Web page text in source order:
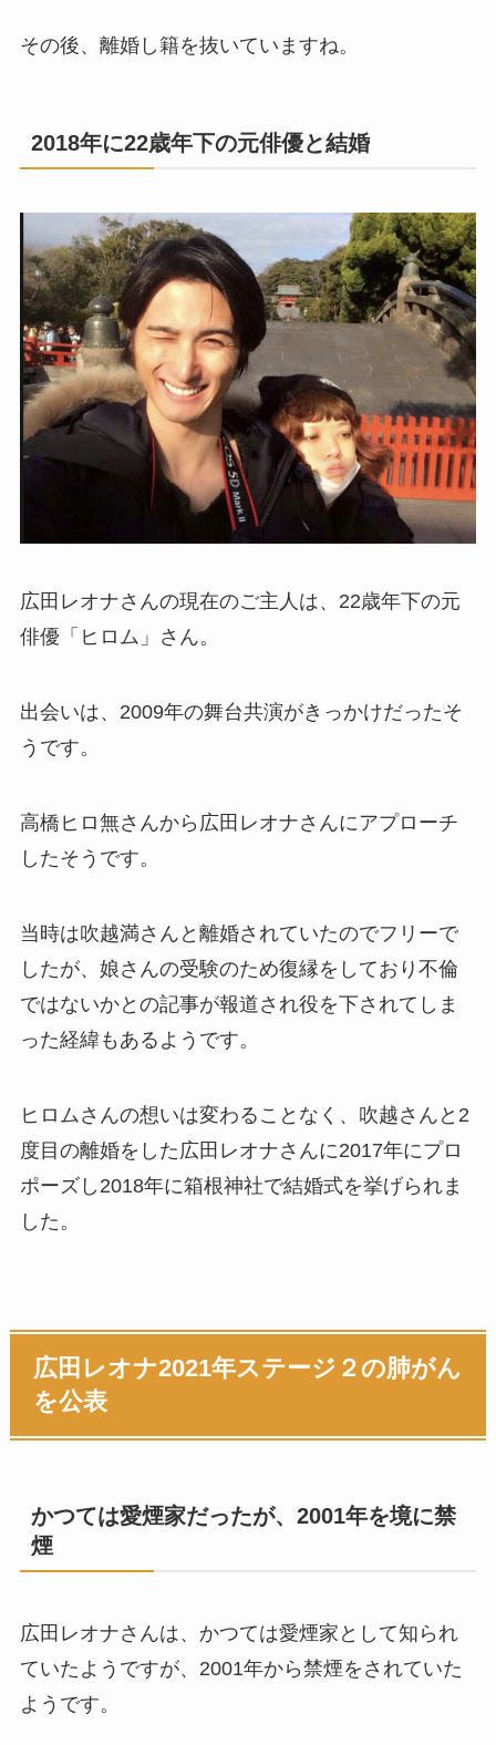
その後、離婚し籍を抜いていますね。
2018年に22歳年下の元俳優と結婚
広田レオナさんの現在のご主人は、22歳年下の元
俳優「ヒロム」さん。
出会いは、2009年の舞台共演がきっかけだったそ
うです。
高橋ヒロ無さんから広田レオナさんにアプローチ
したそうです。
当時は吹越満さんと離婚されていたのでフリーで
したが、娘さんの受験のため復縁をしており不倫
ではないかとの記事が報道され役を下されてしま
った経緯もあるようです。
ヒロムさんの想いは変わることなく、吹越さんと2
度目の離婚をした広田レオナさんに2017年にプロ
ポーズし2018年に箱根神社で結婚式を挙げられま
した。
広田レオナ2021年ステージ２の肺がん
を公表
かつては愛煙家だったが、2001年を境に禁
煙
広田レオナさんは、かつては愛煙家として知られ
ていたようですが、2001年から禁煙をされていた
ようです。